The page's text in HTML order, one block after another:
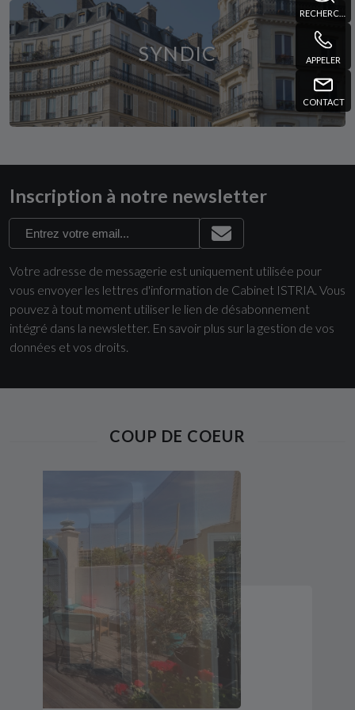
APPELER
CONTACT
SYNDIC
Inscription à notre newsletter
Votre adresse de messagerie est uniquement utilisée pour
vous envoyer les lettres d'information de Cabinet ISTRIA. Vous
pouvez à tout moment utiliser le lien de désabonnement
intégré dans la newsletter. En savoir plus sur la gestion de vos
données et vos droits.
COUP DE COEUR